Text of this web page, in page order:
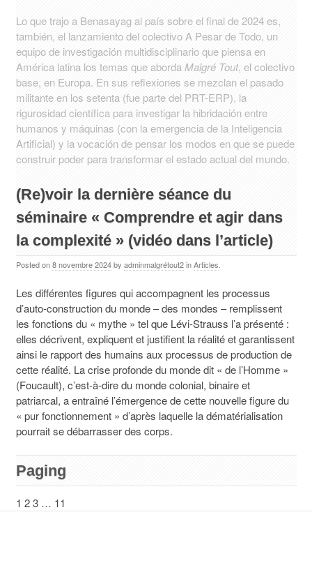
Lo que trajo a Benasayag al país sobre el final de 2024 es,
también, el lanzamiento del colectivo A Pesar de Todo, un
equipo de investigación multidisciplinario que piensa en
América latina los temas que aborda Malgré Tout, el colectivo
base, en Europa. En sus reflexiones se mezclan el pasado
militante en los setenta (fue parte del PRT-ERP), la
rigurosidad científica para investigar la hibridación entre
humanos y máquinas (con la emergencia de la Inteligencia
Artificial) y la vocación de pensar los modos en que se puede
construir poder para transformar el estado actual del mundo.
(Re)voir la dernière séance du
séminaire « Comprendre et agir dans
la complexité » (vidéo dans l’article)
Posted on 8 novembre 2024by adminmalgrétout2 in Articles
Les différentes figures qui accompagnent les processus
d’auto-construction du monde – des mondes – remplissent
les fonctions du « mythe » tel que Lévi-Strauss l’a présenté :
elles décrivent, expliquent et justifient la réalité et garantissent
ainsi le rapport des humains aux processus de production de
cette réalité. La crise profonde du monde dit « de l’Homme »
(Foucault), c’est-à-dire du monde colonial, binaire et
patriarcal, a entraîné l’émergence de cette nouvelle figure du
« pur fonctionnement » d’après laquelle la dématérialisation
pourrait se débarrasser des corps.
Paging
1 2 3 … 11